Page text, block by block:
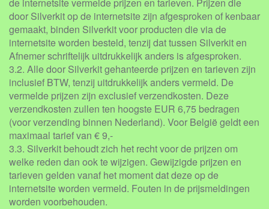
door Silverkit op de internetsite zijn afgesproken of kenbaar
gemaakt, binden Silverkit voor producten die via de
internetsite worden besteld, tenzij dat tussen Silverkit en
Afnemer schriftelijk uitdrukkelijk anders is afgesproken.
3.2. Alle door Silverkit gehanteerde prijzen en tarieven zijn
inclusief BTW, tenzij uitdrukkelijk anders vermeld. De
vermelde prijzen zijn exclusief verzendkosten. Deze
verzendkosten zullen ten hoogste EUR 6,75 bedragen
(voor verzending binnen Nederland). Voor België geldt een
maximaal tarief van € 9,-
3.3. Silverkit behoudt zich het recht voor de prijzen om
welke reden dan ook te wijzigen. Gewijzigde prijzen en
tarieven gelden vanaf het moment dat deze op de
internetsite worden vermeld. Fouten in de prijsmeldingen
worden voorbehouden.